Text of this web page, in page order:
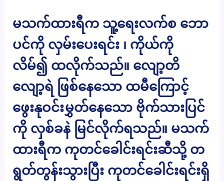
မသက်ထားရီက သူ့ရေးလက်စ ဘော
ပင်ကို လှမ်းပေးရင်း ၊ ကိုယ်ကို
လိမ်၍ ထလိုက်သည်။ လျော့တိ
လျော့ရဲ ဖြစ်နေသော ထမီကြောင့်
ဖွေးနုဝင်းမွှတ်နေသော ဗိုက်သားပြင်
ကို လှစ်ခနဲ မြင်လိုက်ရသည်။ မသက်
ထားရီက ကုတင်ခေါင်းရင်းဆီသို့ တ
ရွတ်တွန်းသွားပြီး ကုတင်ခေါင်းရင်းရှိ